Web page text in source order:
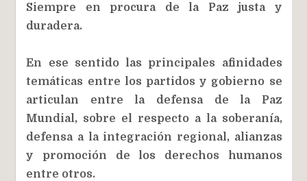
Siempre en procura de la Paz justa y
duradera.
En ese sentido las principales afinidades
temáticas entre los partidos y gobierno se
articulan entre la defensa de la Paz
Mundial, sobre el respecto a la soberanía,
defensa a la integración regional, alianzas
y promoción de los derechos humanos
entre otros.